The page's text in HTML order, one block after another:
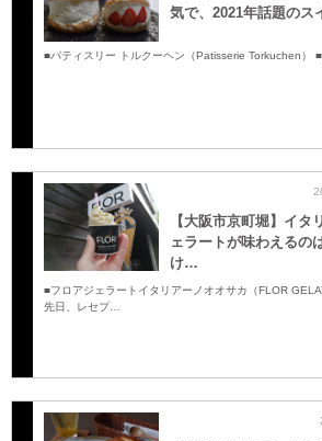
気で、2021年話題の
■パティスリー トルクーヘン（Patisserie Torkuchen）
【大阪市京町堀】イタ
ェラートが味わえるの
け…
■フロアジェラートイタリアーノオオサカ（FLOR
先日、レセプ…